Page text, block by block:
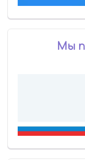
Мы